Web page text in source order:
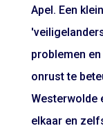
Apel. Een
problemen
onrust te
Westerwolde
elkaar en